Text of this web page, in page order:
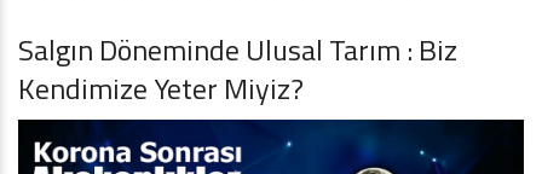
Salgın Döneminde Ulusal Tarım : Biz
Kendimize Yeter Miyiz?